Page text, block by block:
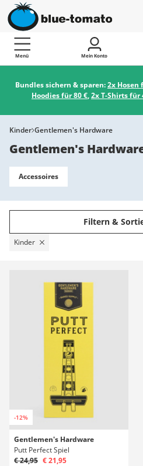
Menü Mein Konto
Bundles sichern & sparen:2x Hosen
Hoodies für 80 €,2x T-Shirts für
Kinder Gentlemen's Hardware
Gentlemen's
Accessoires
Filtern &
Kinder
-12%
Gentlemen's Hardware
Putt Perfect Spiel
€ 24,95 € 21,95